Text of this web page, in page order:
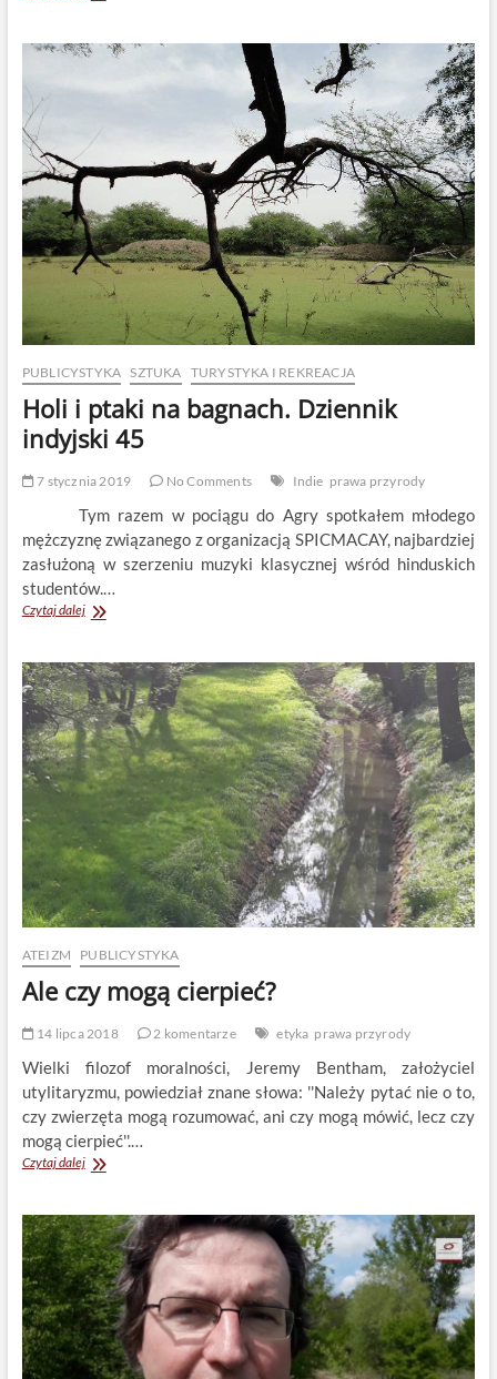
dziki
Urbaniak,
Zdrojewski
PUBLICYSTYKA SZTUKA TURYSTYKA I REKREACJA
Holi i ptaki na bagnach. Dziennik
indyjski 45
7 stycznia 2019 No Comments Indie prawa przyrody
Tym razem w pociągu do Agry spotkałem młodego
mężczyznę związanego z organizacją SPICMACAY, najbardziej
zasłużoną w szerzeniu muzyki klasycznej wśród hinduskich
studentów.…
Czytaj dalejHoli
na
bagnach.
Dziennik
indyjski
45
ATEIZM PUBLICYSTYKA
Ale czy mogą cierpieć?
14 lipca 2018 2 komentarze etyka prawa przyrody
Wielki filozof moralności, Jeremy Bentham, założyciel
utylitaryzmu, powiedział znane słowa: ''Należy pytać nie o to,
czy zwierzęta mogą rozumować, ani czy mogą mówić, lecz czy
mogą cierpieć''.…
Czytaj dalejAle
cierpieć?